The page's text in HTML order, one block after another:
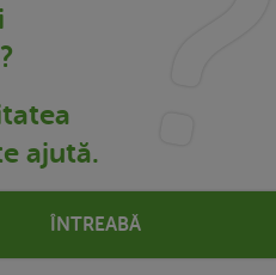
ajută.
ÎNTREABĂ